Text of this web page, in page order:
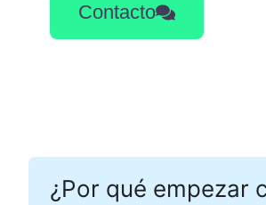
Contacto
¿Por qué empezar